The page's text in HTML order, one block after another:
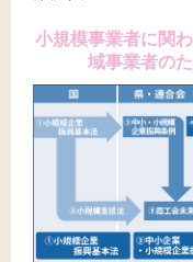
小規模事業者に関
域事業者の